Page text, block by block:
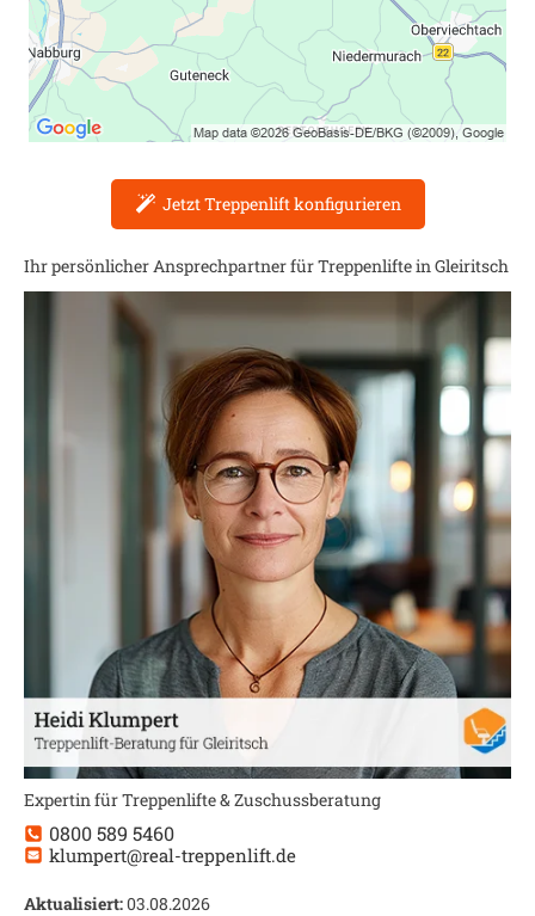
Jetzt Treppenlift konfigurieren
Ihr persönlicher Ansprechpartner für Treppenlifte inGleiritsch
Expertin für Treppenlifte & Zuschussberatung
0800 589 5460
klumpert@real-treppenlift.de
Aktualisiert:03.08.2026